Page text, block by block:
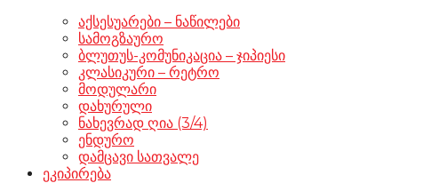
აქსესუარები – ნაწილები
სამოგზაურო
ბლუთუს-კომუნიკაცია – ჯიპიესი
კლასიკური – რეტრო
მოდულარი
დახურული
ნახევრად ღია (3/4)
ენდურო
დამცავი სათვალე
ეკიპირება